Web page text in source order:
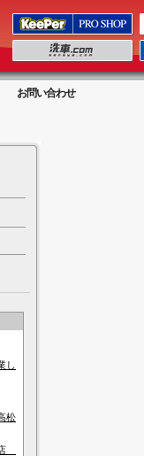
お問い合わせ
し
松